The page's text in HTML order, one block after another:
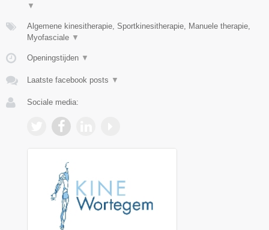
▼
Algemene kinesitherapie, Sportkinesitherapie, Manuele therapie,
Myofasciale ▼
Openingstijden ▼
Laatste facebook posts ▼
Sociale media: